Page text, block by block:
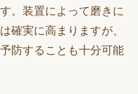
。装置によって磨きに
確実に高まりますが、
防することも十分可能